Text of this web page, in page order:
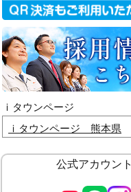
ｉタウンページ
ｉタウンページ 熊本県
公式アカウント